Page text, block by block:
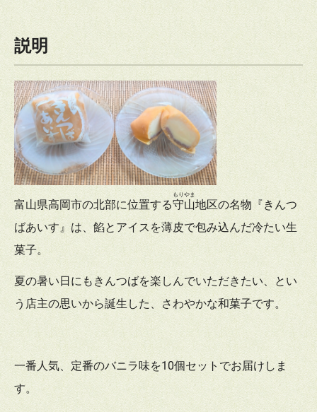
説明
富山県高岡市の北部に位置する守山
もりやま
地区の名物『きんつ
ばあいす』は、餡とアイスを薄皮で包み込んだ冷たい生
菓子。
夏の暑い日にもきんつばを楽しんでいただきたい、とい
う店主の思いから誕生した、さわやかな和菓子です。
一番人気、定番のバニラ味を10個セットでお届けしま
す。